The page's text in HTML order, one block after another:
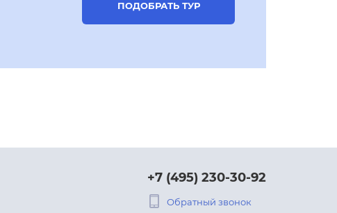
ПОДОБРАТЬ ТУР
+7 (495) 230-30-92
Обратный звонок